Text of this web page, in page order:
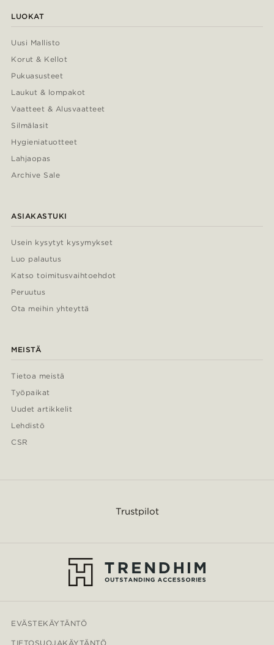
LUOKAT
Uusi Mallisto
Korut & Kellot
Pukuasusteet
Laukut & lompakot
Vaatteet & Alusvaatteet
Silmälasit
Hygieniatuotteet
Lahjaopas
Archive Sale
ASIAKASTUKI
Usein kysytyt kysymykset
Luo palautus
Katso toimitusvaihtoehdot
Peruutus
Ota meihin yhteyttä
MEISTÄ
Tietoa meistä
Työpaikat
Uudet artikkelit
Lehdistö
CSR
Trustpilot
EVÄSTEKÄYTÄNTÖ
TIETOSUOJAKÄYTÄNTÖ